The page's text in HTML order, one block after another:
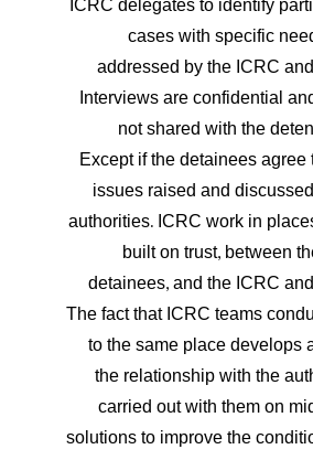
ICRC delegates to identify
cases with specific
addressed by the ICRC
Interviews are confidential
not shared with the
Except if the detainees agree
issues raised and
authorities. ICRC work in
built on trust, between
detainees, and the ICRC
The fact that ICRC teams
to the same place develops
the relationship with the
carried out with them on
solutions to improve the